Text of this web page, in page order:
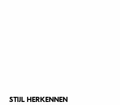
STIJL HERKENNEN